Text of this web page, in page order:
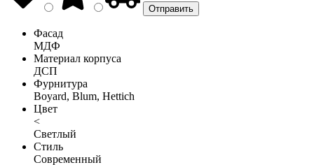
Фасад
МДФ
Материал корпуса
ДСП
Фурнитура
Boyard, Blum, Hettich
Цвет
<
Светлый
Стиль
Современный